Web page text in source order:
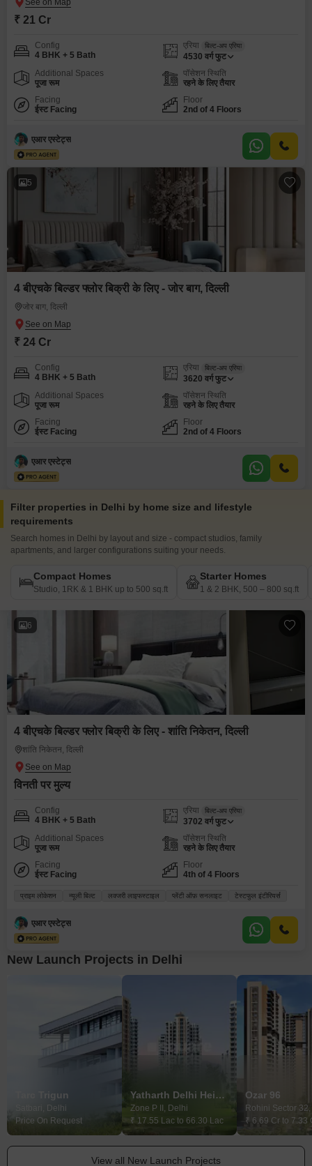
₹ 21 Cr
Config
4 BHK + 5 Bath
एरिया बिल्ट-अप एरिया
4530 वर्ग फुट
Additional Spaces
पूजा रूम
पॉसेशन स्थिति
रहने के लिए तैयार
Facing
ईस्ट Facing
Floor
2nd of 4 Floors
एआर एस्टेट्स
5
4 बीएचके बिल्डर फ्लोर बिक्री के लिए - जोर बाग, दिल्ली
जोर बाग, दिल्ली
₹ 24 Cr
Config
4 BHK + 5 Bath
एरिया बिल्ट-अप एरिया
3620 वर्ग फुट
Additional Spaces
पूजा रूम
पॉसेशन स्थिति
रहने के लिए तैयार
Facing
ईस्ट Facing
Floor
2nd of 4 Floors
एआर एस्टेट्स
Filter properties in Delhi by home size and lifestyle
requirements
Search homes in Delhi by layout and size - compact studios, family
apartments, and larger configurations suiting your needs.
Compact Homes
Studio, 1RK & 1 BHK up to 500 sq.ft
Starter Homes
1 & 2 BHK, 500 – 800 sq.ft
6
4 बीएचके बिल्डर फ्लोर बिक्री के लिए - शांति निकेतन, दिल्ली
शांति निकेतन, दिल्ली
विनती पर मुल्य
Config
4 BHK + 5 Bath
एरिया बिल्ट-अप एरिया
3702 वर्ग फुट
Additional Spaces
पूजा रूम
पॉसेशन स्थिति
रहने के लिए तैयार
Facing
ईस्ट Facing
Floor
4th of 4 Floors
प्राइम लोकेशन न्यूली बिल्ट लक्जरी लाइफस्टाइल प्लेंटी ऑफ़ सनलाइट टेस्टफुल इंटीरियर्स
एआर एस्टेट्स
New Launch Projects in Delhi
Tarc Trigun
Satbari, Delhi
Price On Request
Yatharth Delhi Heights
Zone P II, Delhi
₹ 17.55 Lac to 66.30 Lac
Ozar 96
Rohini Sector
₹ 6.69 Cr to 7.33
View all New Launch Projects